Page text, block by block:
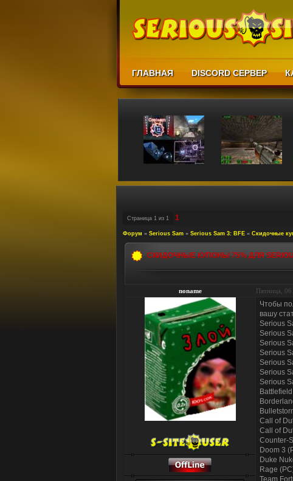
ГЛАВНАЯ DISCORD СЕРВЕР
Страница 1 из 1 1
Форум » Serious Sam » Serious Sam 3: BFE » Скидочные
СКИДОЧНЫЕ КУПОНЫ 75% ДЛЯ
noname Пятница,
Чтобы
вашу
Serious
Serious
Serious
Serious
Serious
Serious
Serious
Call of
Call of
Counter-
Doom 3
Duke
Rage
Team